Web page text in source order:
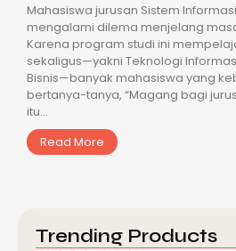
Mahasiswa jurusan Sistem
mengalami dilema menjelang
Karena program studi ini
sekaligus—yakni Teknologi
Bisnis—banyak mahasiswa yang
bertanya-tanya, “Magang bagi
itu...
Read More
Trending Products